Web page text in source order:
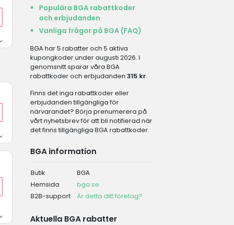
Populära BGA rabattkoder
och erbjudanden
Vanliga frågor på BGA (FAQ)
BGA har 5 rabatter och 5 aktiva
kupongkoder under augusti 2026. I
genomsnitt sparar våra BGA
rabattkoder och erbjudanden 315 kr.
Finns det inga rabattkoder eller
erbjudanden tillgängliga för
närvarandet? Börja prenumerera på
vårt nyhetsbrev för att bli notifierad när
det finns tillgängliga BGA rabattkoder.
BGA information
Butik
BGA
Hemsida
bga.se
B2B-support
Är detta ditt företag?
Aktuella BGA rabatter